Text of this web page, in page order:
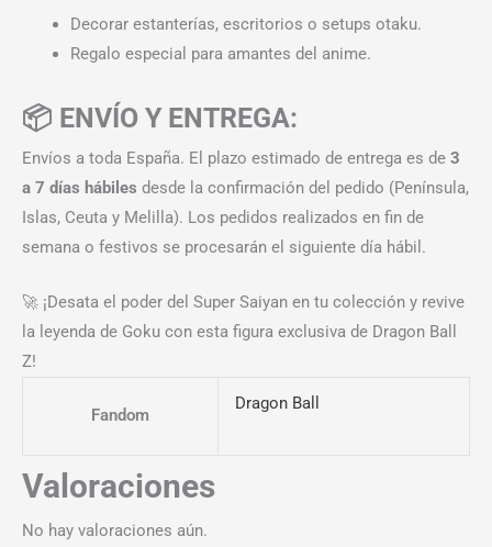
Decorar estanterías, escritorios o setups otaku.
Regalo especial para amantes del anime.
📦 ENVÍO Y ENTREGA:
Envíos a toda España. El plazo estimado de entrega es de 3
a 7 días hábiles desde la confirmación del pedido (Península,
Islas, Ceuta y Melilla). Los pedidos realizados en fin de
semana o festivos se procesarán el siguiente día hábil.
🚀 ¡Desata el poder del Super Saiyan en tu colección y revive
la leyenda de Goku con esta figura exclusiva de Dragon Ball
Z!
Fandom
Dragon Ball
Valoraciones
No hay valoraciones aún.